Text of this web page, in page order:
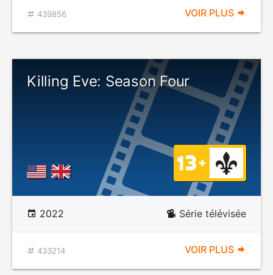
439856 VOIR PLUS
Killing Eve: Season Four
2022 Série télévisée
433214 VOIR PLUS